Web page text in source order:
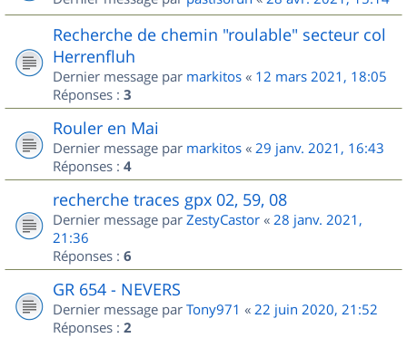
Recherche de chemin "roulable" secteur col
Herrenfluh
Dernier message par markitos « 12 mars 2021, 18:05
Réponses : 3
Rouler en Mai
Dernier message par markitos « 29 janv. 2021, 16:43
Réponses : 4
recherche traces gpx 02, 59, 08
Dernier message par ZestyCastor « 28 janv. 2021,
21:36
Réponses : 6
GR 654 - NEVERS
Dernier message par Tony971 « 22 juin 2020, 21:52
Réponses : 2